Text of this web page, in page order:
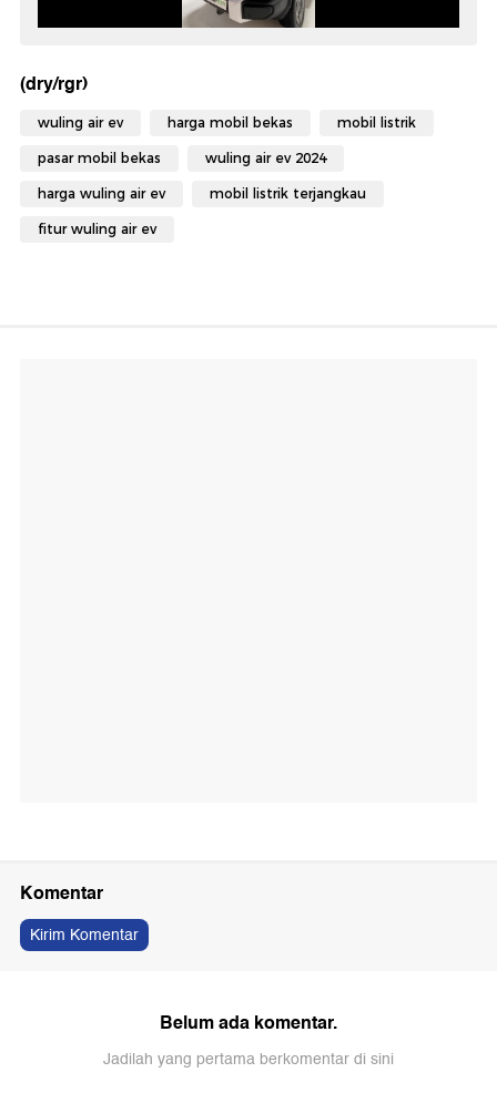
(dry/rgr)
wuling air ev harga mobil bekas mobil listrik
pasar mobil bekas wuling air ev 2024
harga wuling air ev mobil listrik terjangkau
fitur wuling air ev
Komentar
Kirim Komentar
Belum ada komentar.
Jadilah yang pertama berkomentar di sini